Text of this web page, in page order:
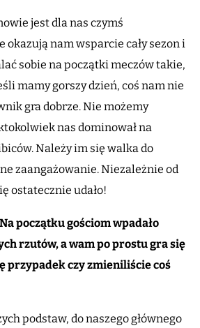
jest dla nas czymś
okazują nam wsparcie cały sezon i
sobie na początki meczów takie,
mamy gorszy dzień, coś nam nie
gra dobrze. Nie możemy
nas dominował na
Należy im się walka do
zaangażowanie. Niezależnie od
ostatecznie udało!
początku gościom wpadało
rzutów, a wam po prostu gra się
przypadek czy zmieniliście coś
podstaw, do naszego głównego